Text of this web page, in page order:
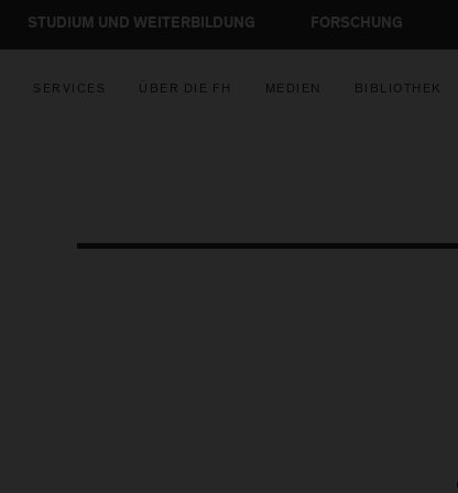
STUDIUM UND WEITERBILDUNG FORSCHUNG
SERVICES ÜBER DIE FH MEDIEN BIBLIOTHEK